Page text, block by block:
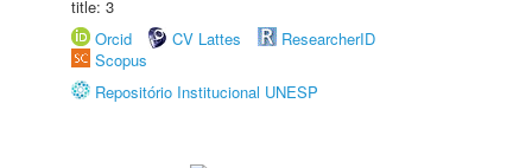
title: 3
Orcid
CV Lattes
ResearcherID
Scopus
Repositório Institucional UNESP